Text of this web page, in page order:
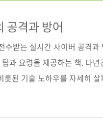
공격과 방어
수받는 실시간 사이버 공격
과 요령을 제공하는 책. 다
롯된 기술 노하우를 자세히
공함으로써, 레드팀과 블루팀